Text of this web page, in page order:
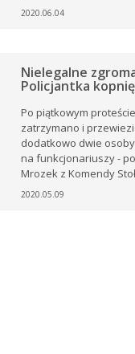
2020.06.04
Nielegalne
Policjantka
Po piątkowym
zatrzymano i
dodatkowo dwie
na funkcjonariuszy -
Mrozek z Komendy
2020.05.09